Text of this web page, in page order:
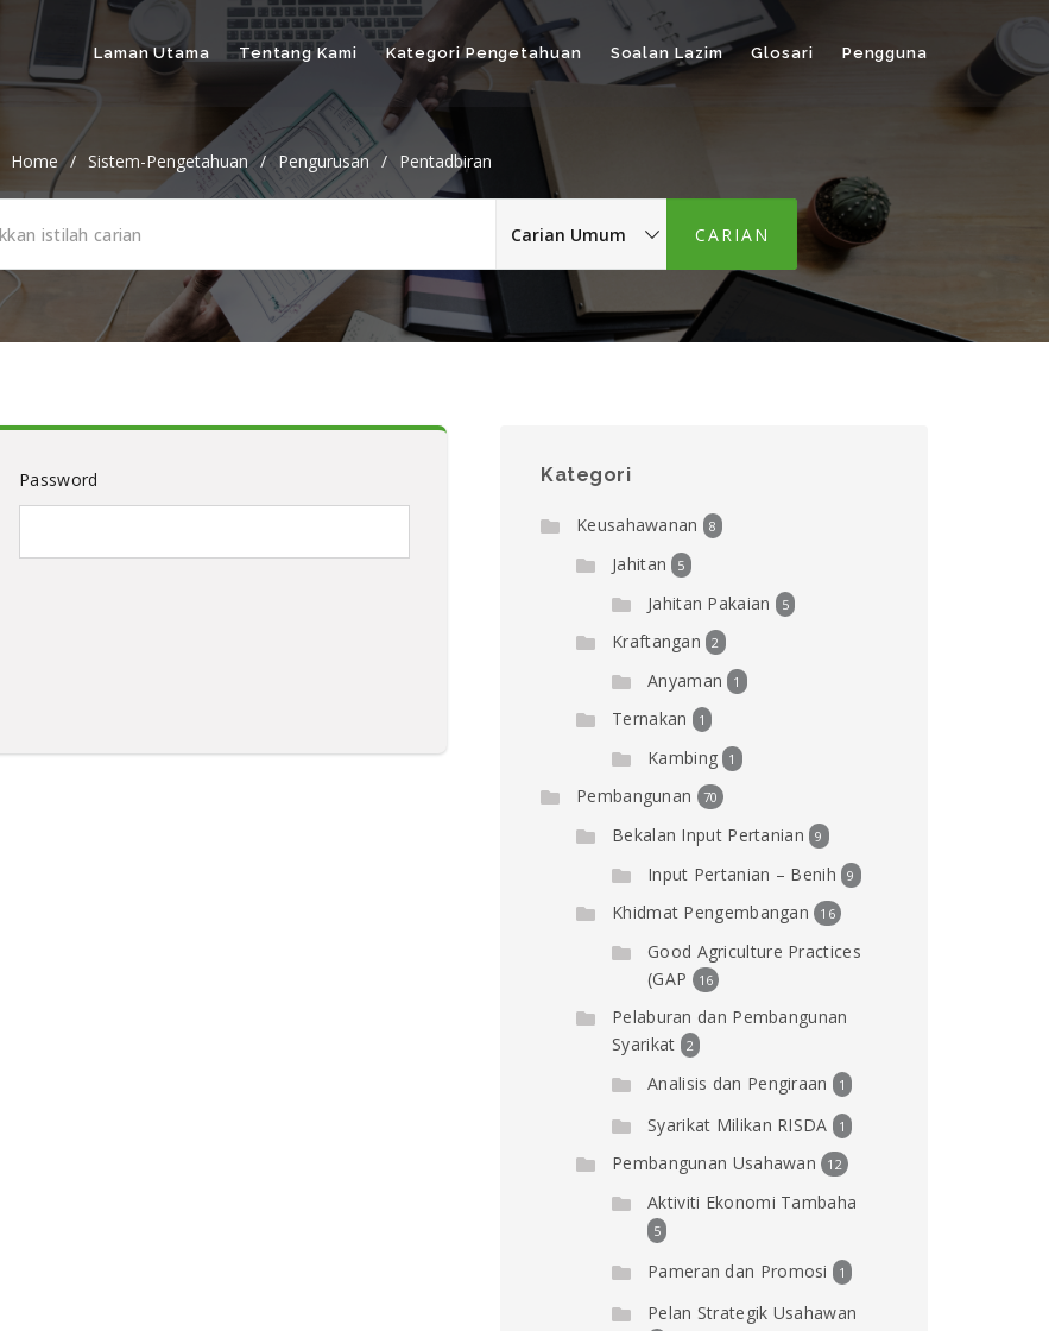
Laman Utama Tentang Kami Kategori Pengetahuan Soalan Lazim Glosari Pengguna
Home / Sistem-Pengetahuan / Pengurusan / Pentadbiran
Password Kategori
Keusahawanan 8
Jahitan 5
Jahitan Pakaian 5
Kraftangan 2
Anyaman 1
Ternakan 1
Kambing 1
Pembangunan 70
Bekalan Input Pertanian 9
Input Pertanian – Benih 9
Khidmat Pengembangan 16
Good Agriculture Practices
(GAP
16
Pelaburan dan Pembangunan
Syarikat
2
Analisis dan Pengiraan 1
Syarikat Milikan RISDA 1
Pembangunan Usahawan 12
Aktiviti Ekonomi Tambaha
5
Pameran dan Promosi 1
Pelan Strategik Usahawan